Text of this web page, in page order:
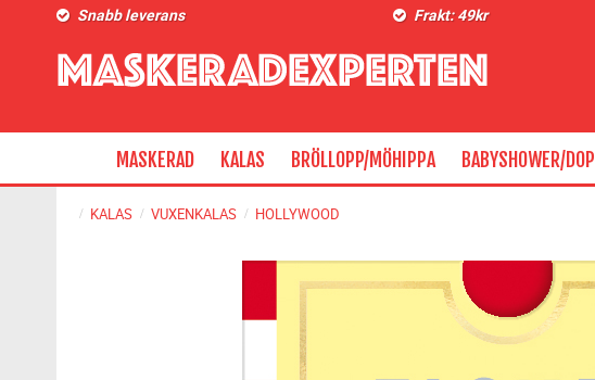
Snabb leverans Frakt: 49kr
MASKERAD KALAS BRÖLLOPP/MÖHIPPA BABYSHOWER/DOP
KALAS VUXENKALAS HOLLYWOOD